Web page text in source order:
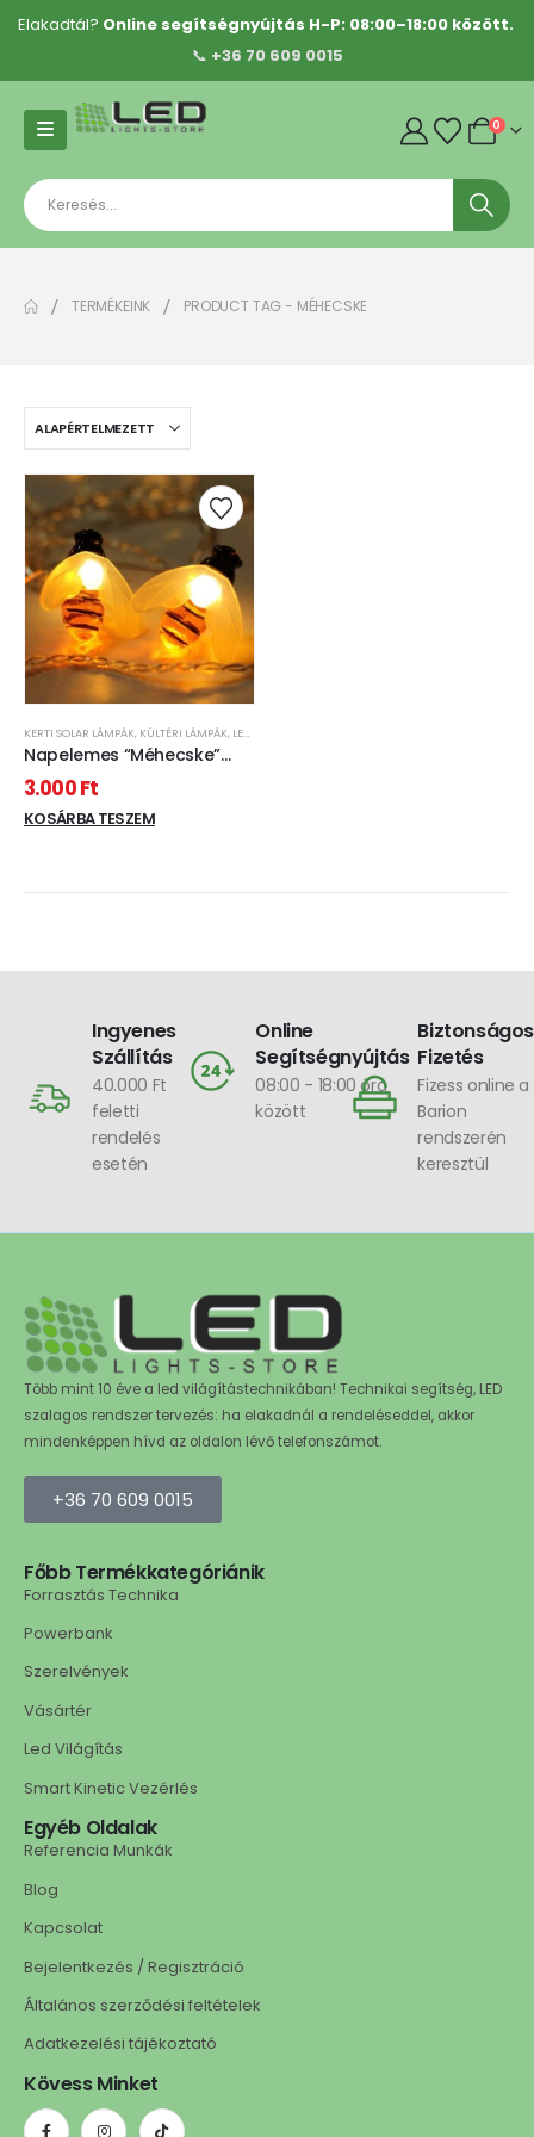
Elakadtál? Online segítségnyújtás H-P: 08:00–18:00 között.
📞 +36 70 609 0015
0
TERMÉKEINK PRODUCT TAG - MÉHECSKE
KERTI SOLAR LÁMPÁK, KÜLTÉRI LÁMPÁK, LED VILÁGÍTÁS
Napelemes “Méhecske”
fényfü
3.000Ft
KOSÁRBA TESZEM
Ingyenes
Szállítás
40.000 Ft
feletti
rendelés
esetén
Online
Segítségnyújtás
08:00 - 18:00 óra
között
Biztonságos
Fizetés
Fizess online a
Barion
rendszerén
keresztül
Több mint 10 éve a led világítástechnikában! Technikai segítség, LED
szalagos rendszer tervezés: ha elakadnál a rendeléseddel, akkor
mindenképpen hívd az oldalon lévő telefonszámot.
+36 70 609 0015
Főbb Termékkategóriánik
Forrasztás Technika
Powerbank
Szerelvények
Vásártér
Led Világítás
Smart Kinetic Vezérlés
Egyéb Oldalak
Referencia Munkák
Blog
Kapcsolat
Bejelentkezés / Regisztráció
Általános szerződési feltételek
Adatkezelési tájékoztató
Kövess Minket